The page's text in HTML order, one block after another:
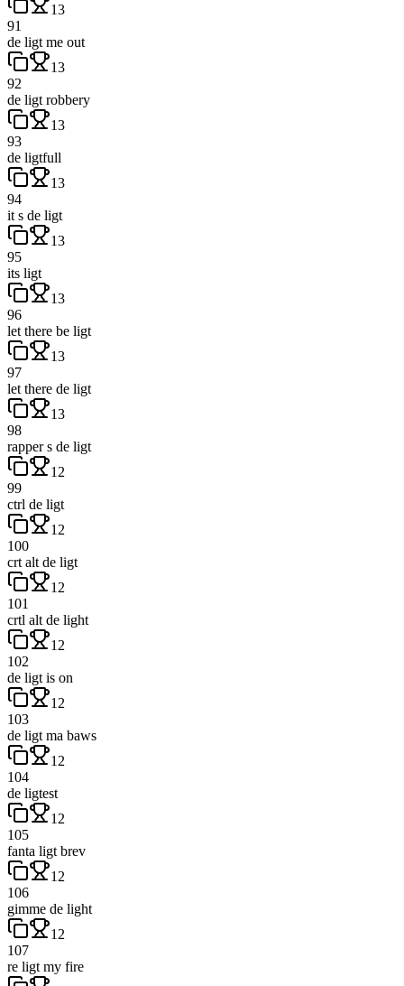
13
91
de ligt me out
13
92
de ligt robbery
13
93
de ligtfull
13
94
it s de ligt
13
95
its ligt
13
96
let there be ligt
13
97
let there de ligt
13
98
rapper s de ligt
12
99
ctrl de ligt
12
100
crt alt de ligt
12
101
crtl alt de light
12
102
de ligt is on
12
103
de ligt ma baws
12
104
de ligtest
12
105
fanta ligt brev
12
106
gimme de light
12
107
re ligt my fire